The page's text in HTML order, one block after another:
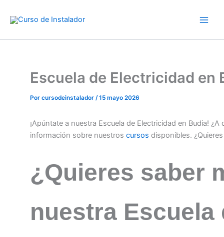
Escuela de Electricidad en
Por cursodeinstalador /15 mayo 2026
¡Apúntate a nuestra Escuela de Electricidad en Budia! ¿A
información sobre nuestros cursos disponibles.
¿Quieres saber
nuestra